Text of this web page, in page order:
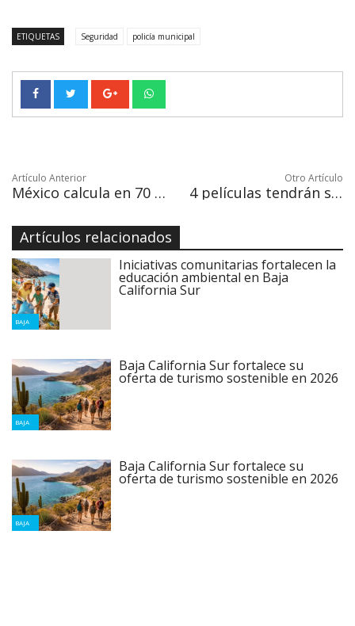
ETIQUETAS Seguridad policía municipal
Artículo Anterior
México calcula en 70 millones de dólares su ahorro por el horario de verano
Otro Artículo
4 películas tendrán su estreno en México y Latinoamérica en el Festival de Cine de Los Cabos
Artículos relacionados
BAJA
Iniciativas comunitarias fortalecen la
educación ambiental en Baja
California Sur
BAJA
Baja California Sur fortalece su
oferta de turismo sostenible en 2026
BAJA
Baja California Sur fortalece su
oferta de turismo sostenible en 2026